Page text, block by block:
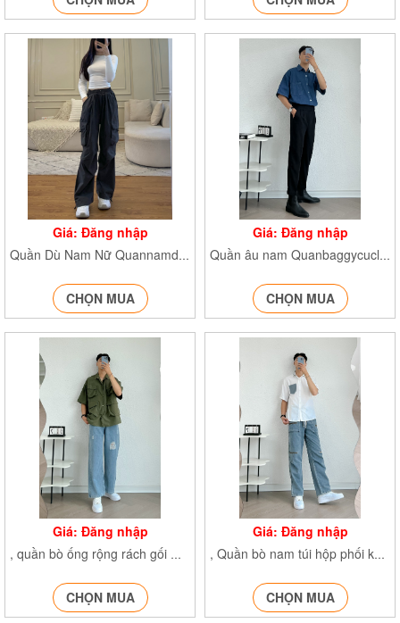
Giá: Đăng nhập
Quần Dù Nam Nữ Quannamdayrut933
CHỌN MUA
Giá: Đăng nhập
Quần âu nam Quanbaggycuclech8020
CHỌN MUA
Giá: Đăng nhập
, quần bò ống rộng rách gối Quanjeannamrachgoi
CHỌN MUA
Giá: Đăng nhập
, Quần bò nam túi hộp phối khóa Quanjeannamphoikhoa
CHỌN MUA